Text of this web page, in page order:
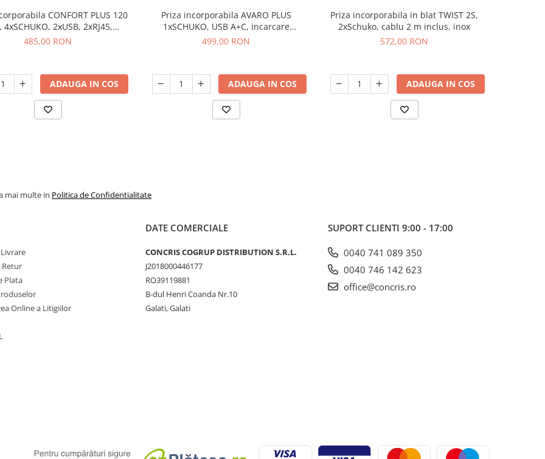
CONFORT PLUS 120
4xSCHUKO, 2xUSB, 2xRJ45,
WIRELESS, cablu 1.5 ml, negru
485,00 RON
ADAUGA IN COS
Priza incorporabila AVARO PLUS
1xSCHUKO, USB A+C, incarcare
WIRELESS, cablu 1.5 ml, aluminiu
499,00 RON
ADAUGA IN COS
Priza incorporabila in blat TWIST 2S,
2xSchuko, cablu 2 m inclus, inox
572,00 RON
ADAUGA IN COS
mai multe in Politica de Confidentialitate
Retur
Plata
Online a Litigiilor
DATE COMERCIALE
CONCRIS COGRUP DISTRIBUTION S.R.L.
J2018000446177
RO39119881
B-dul Henri Coanda Nr.10
Galati, Galati
SUPORT CLIENTI 9:00 - 17:00
0040 741 089 350
0040 746 142 623
office@concris.ro